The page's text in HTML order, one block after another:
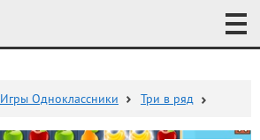
Игры Одноклассники
Три в ряд